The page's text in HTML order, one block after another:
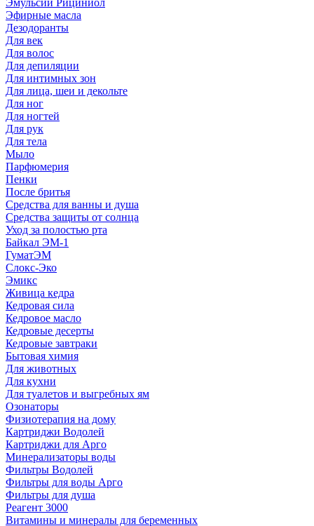
Эмульсии Рициниол
Эфирные масла
Дезодоранты
Для век
Для волос
Для депиляции
Для интимных зон
Для лица, шеи и декольте
Для ног
Для ногтей
Для рук
Для тела
Мыло
Парфюмерия
Пенки
После бритья
Средства для ванны и душа
Средства защиты от солнца
Уход за полостью рта
Байкал ЭМ-1
ГуматЭМ
Слокс-Эко
Эмикс
Живица кедра
Кедровая сила
Кедровое масло
Кедровые десерты
Кедровые завтраки
Бытовая химия
Для животных
Для кухни
Для туалетов и выгребных ям
Озонаторы
Физиотерапия на дому
Картриджи Водолей
Картриджи для Арго
Минерализаторы воды
Фильтры Водолей
Фильтры для воды Арго
Фильтры для душа
Реагент 3000
Витамины и минералы для беременных